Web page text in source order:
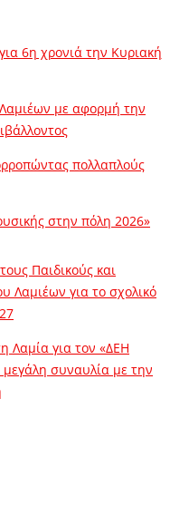
6η χρονιά την Κυριακή
με αφορμή την
πολλαπλούς
στην πόλη 2026»
Παιδικούς και
Λαμιέων για το σχολικό
Λαμία για τον «ΔΕΗ
μεγάλη συναυλία με την